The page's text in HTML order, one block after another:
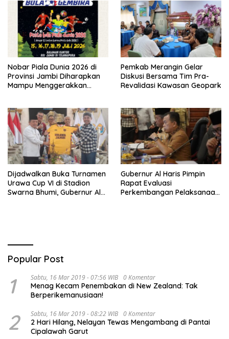
Nobar Piala Dunia 2026 di
Provinsi Jambi Diharapkan
Mampu Menggerakkan
Pemkab Merangin Gelar
Diskusi Bersama Tim Pra-
Revalidasi Kawasan Geopark
Dijadwalkan Buka Turnamen
Urawa Cup VI di Stadion
Swarna Bhumi, Gubernur Al
Gubernur Al Haris Pimpin
Rapat Evaluasi
Perkembangan Pelaksanaan
Popular Post
1 Sabtu, 16 Mar 2019 - 07:56 WIB 0 Komentar
Menag Kecam Penembakan di New Zealand: Tak
Berperikemanusiaan!
2 Sabtu, 16 Mar 2019 - 08:22 WIB 0 Komentar
2 Hari Hilang, Nelayan Tewas Mengambang di Pantai
Cipalawah Garut